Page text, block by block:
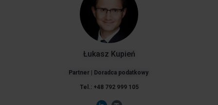
Łukasz Kupień
Partner | Doradca podatkowy
Tel.: +48 792 999 105